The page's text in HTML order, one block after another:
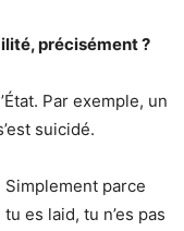
précisément ?
Par exemple, un
suicidé.
parce
es laid, tu n’es pas